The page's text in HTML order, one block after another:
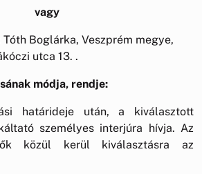
vagy
Boglárka, Veszprém megye,
utca 13. .
módja, rendje:
határideje után, a kiválasztott
személyes interjúra hívja. Az
közül kerül kiválasztásra az